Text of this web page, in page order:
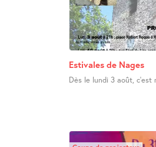
Estivales de Nages
Dès le lundi 3 août, c’est